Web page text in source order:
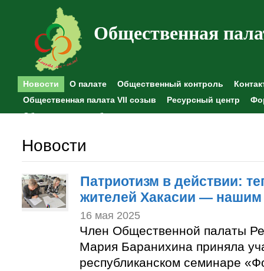
Общественная
Новости О палате Общественный контроль
Общественная палата VII созыв
Ресурсный центр
Общественные наблюдения
Новости
Патриотизм в действии:
жителей Хакасии — нашим
16 мая 2025
Член Общественной палаты
Мария Баранихина приняла
республиканском семинаре